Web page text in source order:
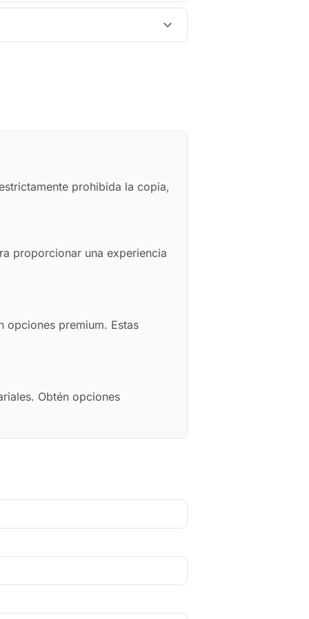
expand_more
prohibida la copia,
proporcionar una experiencia
opciones premium. Estas
Obtén opciones